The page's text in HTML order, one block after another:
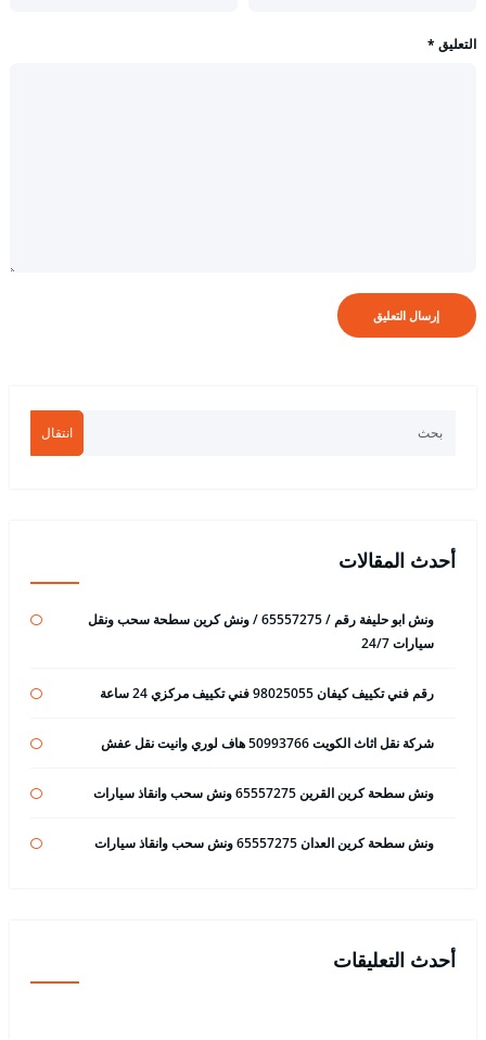
التعليق *
انتقال
أحدث المقالات
ونش ابو حليفة رقم / 65557275 / ونش كرين سطحة سحب ونقل
سيارات 24/7
رقم فني تكييف كيفان 98025055 فني تكييف مركزي 24 ساعة
شركة نقل اثاث الكويت 50993766 هاف لوري وانيت نقل عفش
ونش سطحة كرين القرين 65557275 ونش سحب وانقاذ سيارات
ونش سطحة كرين العدان 65557275 ونش سحب وانقاذ سيارات
أحدث التعليقات